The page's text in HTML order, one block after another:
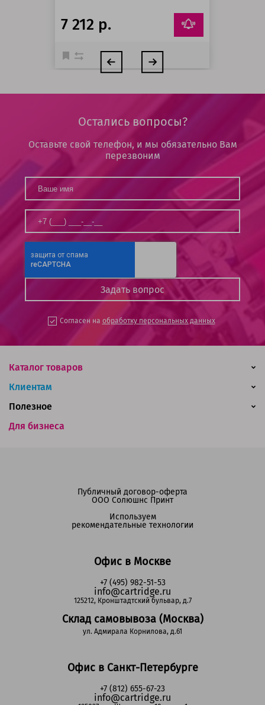
7 212 р.
Остались вопросы?
Оставьте свой телефон, и мы обязательно Вам
перезвоним
Согласен на обработку персональных данных
Каталог товаров
Клиентам
Для бизнеса
Полезное
Офис в Москве
+7 (495) 982-51-53
info@cartridge.ru
125212, Кронштадтский бульвар, д.7
Склад самовывоза (Москва)
ул. Адмирала Корнилова, д.61
Офис в Санкт-Петербурге
+7 (812) 655-67-23
info@cartridge.ru
Публичный договор-оферта
ООО Солюшнс Принт
Используем
рекомендательные технологии